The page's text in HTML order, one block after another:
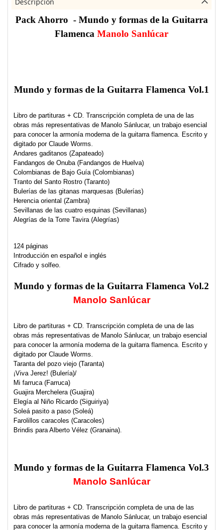
Pack Ahorro - Mundo y formas de la Guitarra
Flamenca Manolo Sanlúcar
Mundo y formas de la Guitarra Flamenca Vol.1
Libro de partituras + CD. Transcripción completa de una de las
obras más representativas de Manolo Sánlucar, un trabajo esencial
para conocer la armonía moderna de la guitarra flamenca. Escrito y
digitado por Claude Worms.
Andares gaditanos (Zapateado)
Fandangos de Onuba (Fandangos de Huelva)
Colombianas de Bajo Guía (Colombianas)
Tranto del Santo Rostro (Taranto)
Bulerías de las gitanas marquesas (Bulerías)
Herencia oriental (Zambra)
Sevillanas de las cuatro esquinas (Sevillanas)
Alegrías de la Torre Tavira (Alegrías)
124 páginas
Introducción en español e inglés
Cifrado y solfeo.
Mundo y formas de la Guitarra Flamenca Vol.2
Manolo Sanlúcar
Libro de partituras + CD. Transcripción completa de una de las
obras más representativas de Manolo Sánlucar, un trabajo esencial
para conocer la armonía moderna de la guitarra flamenca. Escrito y
digitado por Claude Worms.
Taranta del pozo viejo (Taranta)
¡Viva Jerez! (Bulería)/
Mi farruca (Farruca)
Guajira Merchelera (Guajira)
Elegía al Niño Ricardo (Siguiriya)
Soleá pasito a paso (Soleá)
Farolillos caracoles (Caracoles)
Brindis para Alberto Vélez (Granaina).
Mundo y formas de la Guitarra Flamenca Vol.3
Manolo Sanlúcar
Libro de partituras + CD. Transcripción completa de una de las
obras más representativas de Manolo Sánlucar, un trabajo esencial
para conocer la armonía moderna de la guitarra flamenca. Escrito y